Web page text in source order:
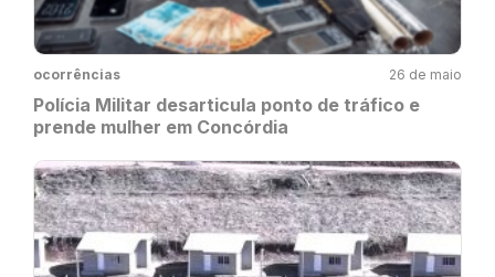
ocorrências 26 de maio
Polícia Militar desarticula ponto de tráfico e
prende mulher em Concórdia